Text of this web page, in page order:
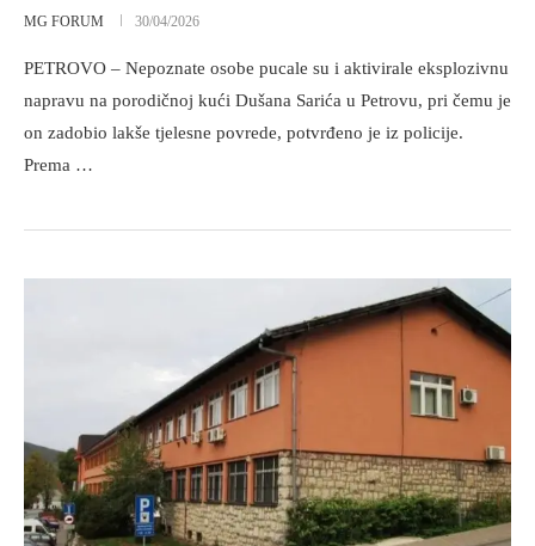
MG FORUM 30/04/2026
PETROVO – Nepoznate osobe pucale su i aktivirale eksplozivnu
napravu na porodičnoj kući Dušana Sarića u Petrovu, pri čemu je
on zadobio lakše tjelesne povrede, potvrđeno je iz policije.
Prema …